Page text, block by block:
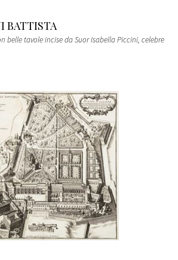
BATTISTA
belle tavole incise da Suor Isabella Piccini, celebre